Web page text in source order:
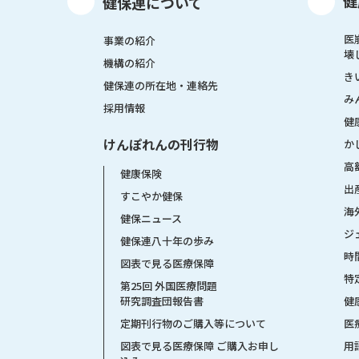
事業の紹介
機構の紹介
健保連の所在地・連絡先
採用情報
けんぽれんの刊行物
健康保険
すこやか健保
健保ニュース
健保連八十年の歩み
図表で見る医療保障
第25回 外国医療問題
研究調査団報告書
定期刊行物のご購入等について
図表で見る医療保障 ご購入お申し
医
壊
き
み
健
か
高
出
海
ジ
時
特
健
医
用